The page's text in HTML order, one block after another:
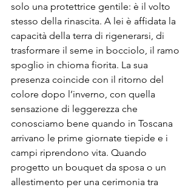
solo una protettrice gentile: è il volto
stesso della rinascita. A lei è affidata la
capacità della terra di rigenerarsi, di
trasformare il seme in bocciolo, il ramo
spoglio in chioma fiorita. La sua
presenza coincide con il ritorno del
colore dopo l’inverno, con quella
sensazione di leggerezza che
conosciamo bene quando in Toscana
arrivano le prime giornate tiepide e i
campi riprendono vita. Quando
progetto un bouquet da sposa o un
allestimento per una cerimonia tra